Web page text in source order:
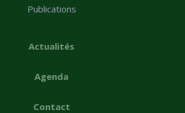
Publications
Actualités
Agenda
Contact